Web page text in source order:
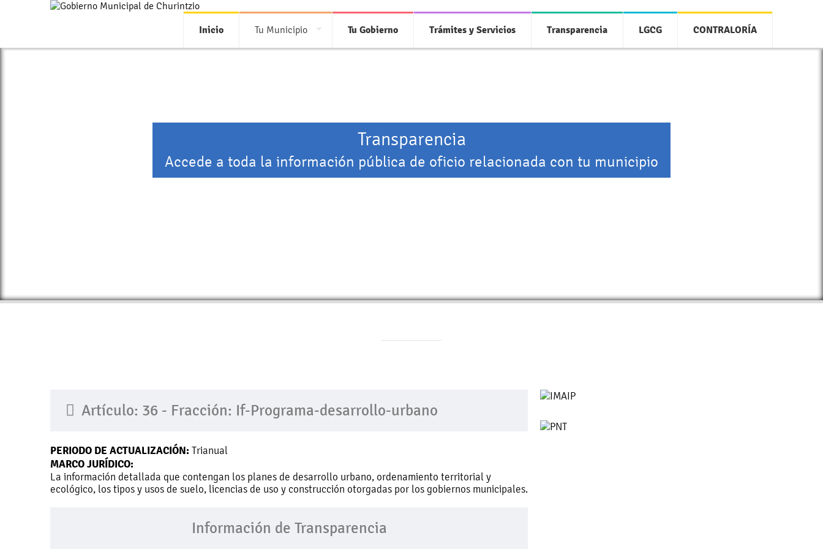
Inicio Tu Municipio Tu Gobierno Trámites y Servicios Transparencia LGCG CONTRALORÍA
Transparencia
Accede a toda la información pública de oficio relacionada con tu municipio
Artículo: 36 - Fracción: If-Programa-desarrollo-urbano
PERIODO DE ACTUALIZACIÓN: Trianual
MARCO JURÍDICO:
La información detallada que contengan los planes de desarrollo urbano, ordenamiento territorial y
ecológico, los tipos y usos de suelo, licencias de uso y construcción otorgadas por los gobiernos municipales.
Información de Transparencia